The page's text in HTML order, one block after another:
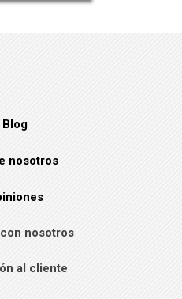
Blog
nosotros
nosotros
al cliente